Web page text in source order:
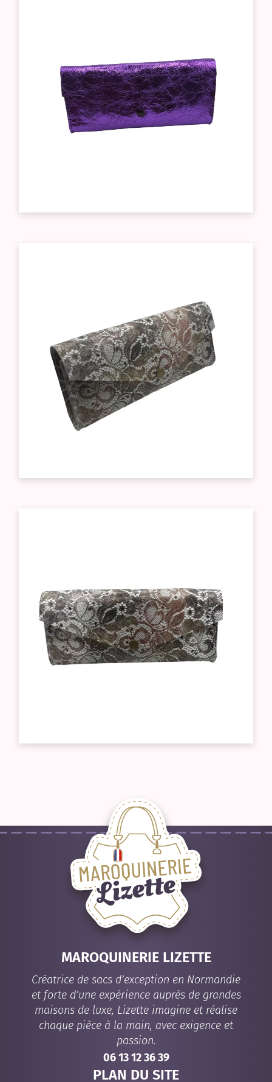
MAROQUINERIE LIZETTE
Créatrice de sacs d’exception en Normandie
et forte d’une expérience auprès de grandes
maisons de luxe, Lizette imagine et réalise
chaque pièce à la main, avec exigence et
passion.
06 13 12 36 39
PLAN DU SITE